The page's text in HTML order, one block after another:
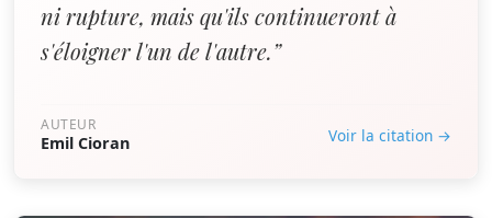
ni rupture, mais qu'ils continueront à
s'éloigner l'un de l'autre.”
AUTEUR
Emil Cioran Voir la citation →